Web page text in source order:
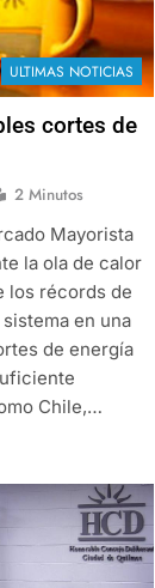
ULTIMAS NOTICIAS
cortes de
2 Minutos
Mayorista
la ola de calor
los récords de
en una
de energía
Chile,…